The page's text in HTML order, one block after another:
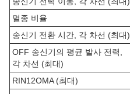
멸종 비율
송신기 전환 시간, 각 차선 (최대)
OFF 송신기의 평균 발사 전력,
각 차선 (최대)
RIN12OMA (최대)